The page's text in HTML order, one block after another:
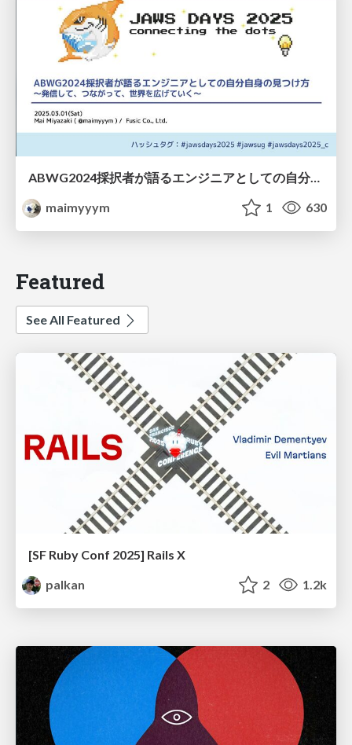
ABWG2024採択者が語るエンジニアとしての自分自身の見つけ方〜発信して、つながって、世界を広げていく〜
maimyyym
1 630
Featured
See All Featured
[SF Ruby Conf 2025] Rails X
palkan
2 1.2k